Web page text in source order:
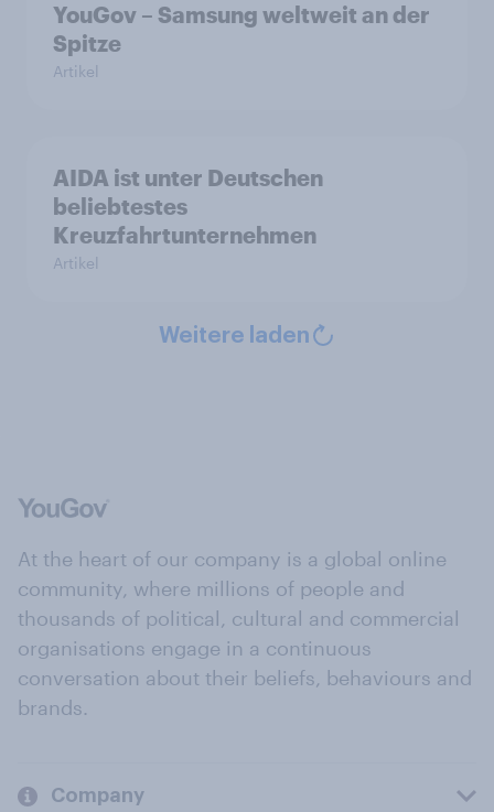
YouGov – Samsung weltweit an der
Spitze
Artikel
AIDA ist unter Deutschen
beliebtestes
Kreuzfahrtunternehmen
Artikel
Weitere laden
At the heart of our company is a global online
community, where millions of people and
thousands of political, cultural and commercial
organisations engage in a continuous
conversation about their beliefs, behaviours and
brands.
Company